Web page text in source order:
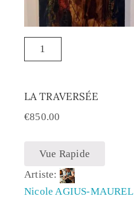
LA TRAVERSÉE
€850.00
Vue Rapide
Artiste:
Nicole AGIUS-MAUREL